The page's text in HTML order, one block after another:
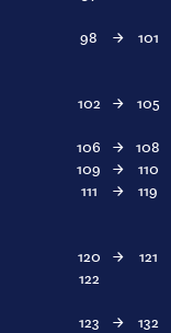
98
→ 101
102 → 105
106 → 108
109 → 110
111
→ 119
120 → 121
122
123
→ 132